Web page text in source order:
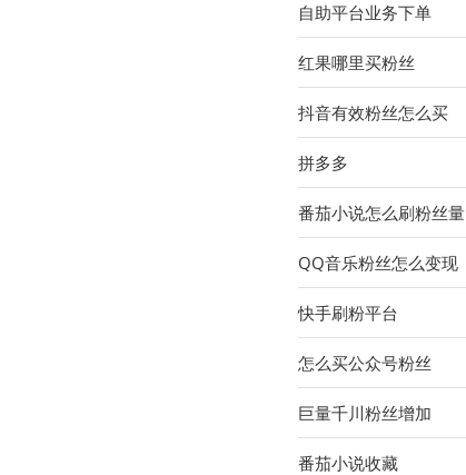
自助平台业务下单
红果哪里买粉丝
抖音有效粉丝怎么买
拼多多
番茄小说怎么刷粉丝量
QQ音乐粉丝怎么变现
快手刷粉平台
怎么买公众号粉丝
巨量千川粉丝增加
番茄小说收藏